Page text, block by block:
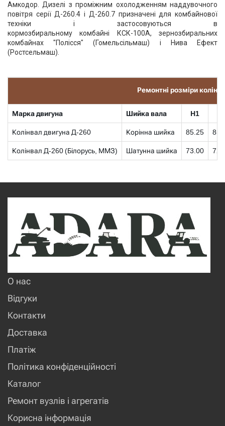
Амкодор. Дизелі з проміжним охолодженням наддувочного
повітря серії Д-260.4 і Д-260.7 призначені для комбайнової
техніки і застосовуються в
кормозбиральному комбайні КСК-100А, зернозбиральних
комбайнах "Полісся" (Гомельсільмаш) і Нива Ефект
(Ростсельмаш).
Ремонтні розміри
Марка двигуна Шийка вала Н1
Колінвал двигуна Д-260 Корінна шийка 85.25
Колінвал Д-260 (Білорусь, ММЗ) Шатунна шийка 73.00
О нас
Відгуки
Контакти
Доставка
Платіж
Політика конфіденційності
Каталог
Ремонт вузлів і агрегатів
Корисна інформація